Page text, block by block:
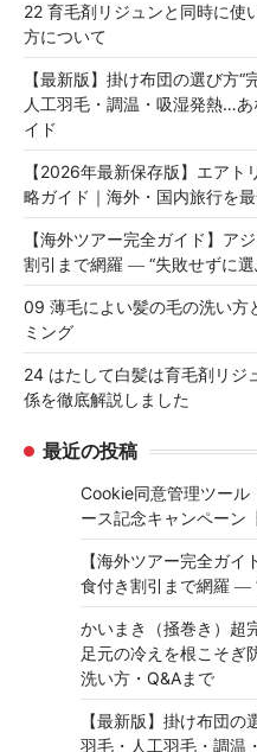
22 育毛剤リジュンと同時に使
方について
【最新版】掛け布団の選び方“
人工羽毛・調温・吸湿発熱…
イド
【2026年最新保存版】エア
略ガイド｜海外・国内旅行を
【海外ツアー完全ガイド】ア
割引まで網羅 ― “失敗せずに選
09 薄毛によい髪の毛の洗い方
ミング
24 はたして白髪は育毛剤リジ
係を徹底解説しました
最近の投稿
Cookie同意管理ツール
ース記念キャンペーン
【海外ツアー完全ガ
食付き割引まで網羅 ―
かいまき（掻巻き）超
足元の冷えを根こそぎ
洗い方・Q&Aまで
【最新版】掛け布団の
羽毛・人工羽毛・調温